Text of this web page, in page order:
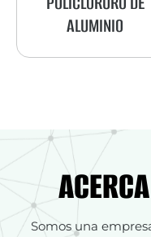
ALUMINIO
Somos una